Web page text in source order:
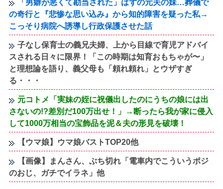
「男癖が悪くて勘当された」はずの元夫の妹…葬儀で
の奇行と『悲惨な思い込み』から知的障害を疑った私→
こっそり病院へ誘導し行政保護させた話
子なし保育士の義兄夫婦、上から目線で育児アドバイ
スされる日々に限界！「この時期は知育おもちゃが〜」
と理想論を語り、義父母も「頼れ頼れ」とウザすぎ
る・・・
元コトメ「実妹の姪に祝儀出したのにうちの娘には出
さないの!?差別だ100万出せ！」→断ったら我が家に侵入
して1000万相当の宝飾品を泥＆夫の形見を破壊！
【ウマ娘】ウマ娘バストTOP20他
【画像】まんさん、ぶち切れ「電車内でこういうポジ
のおじ、ガチでイラネ」他